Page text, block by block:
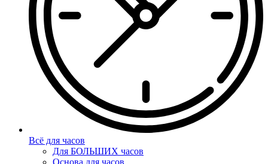
Всё для часов
Для БОЛЬШИХ часов
Основа для часов